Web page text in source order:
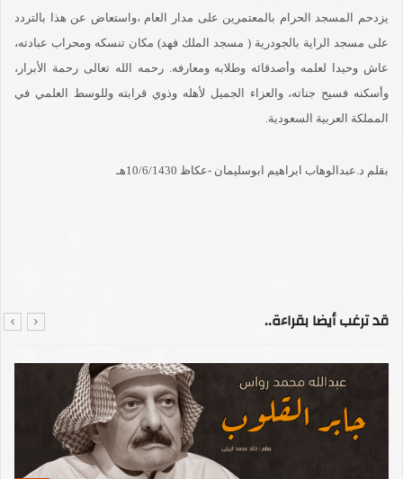
يزدحم المسجد الحرام بالمعتمرين على مدار العام ،واستعاض عن هذا بالتردد
على مسجد الراية بالجودرية ( مسجد الملك فهد) مكان تنسكه ومحراب عبادته،
عاش وحيدا لعلمه وأصدقائه وطلابه ومعارفه. رحمه الله تعالى رحمة الأبرار،
وأسكنه فسيح جناته، والعزاء الجميل لأهله وذوي قرابته وللوسط العلمي في
المملكة العربية السعودية.
بقلم د.عبدالوهاب ابراهيم ابوسليمان -عكاظ 10/6/1430هـ
قد ترغب أيضا بقراءة..